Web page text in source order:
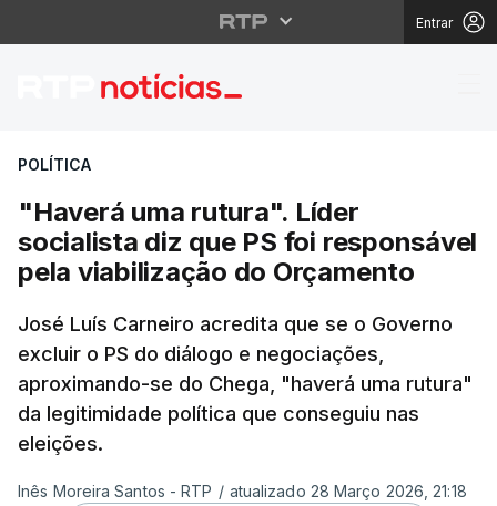
Entrar
"Haverá uma rutura".
POLÍTICA
"Haverá uma rutura". Líder
socialista diz que PS foi responsável
pela viabilização do Orçamento
José Luís Carneiro acredita que se o Governo
excluir o PS do diálogo e negociações,
aproximando-se do Chega, "haverá uma rutura"
da legitimidade política que conseguiu nas
eleições.
Inês Moreira Santos - RTP / atualizado 28 Março 2026, 21:18